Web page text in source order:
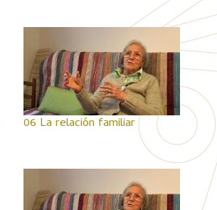
06 La relación familiar